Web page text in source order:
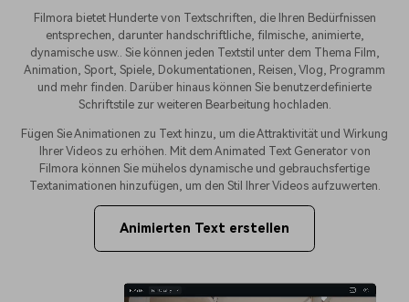
Filmora bietet Hunderte von Textschriften, die Ihren Bedürfnissen
entsprechen, darunter handschriftliche, filmische, animierte,
dynamische usw.. Sie können jeden Textstil unter dem Thema Film,
Animation, Sport, Spiele, Dokumentationen, Reisen, Vlog, Programm
und mehr finden. Darüber hinaus können Sie benutzerdefinierte
Schriftstile zur weiteren Bearbeitung hochladen.
Fügen Sie Animationen zu Text hinzu, um die Attraktivität und Wirkung
Ihrer Videos zu erhöhen. Mit dem Animated Text Generator von
Filmora können Sie mühelos dynamische und gebrauchsfertige
Textanimationen hinzufügen, um den Stil Ihrer Videos aufzuwerten.
Animierten Text erstellen